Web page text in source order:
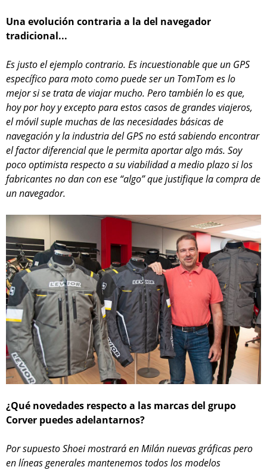
Una evolución contraria a la del navegador
tradicional...
Es justo el ejemplo contrario. Es incuestionable que un GPS
específico para moto como puede ser un TomTom es lo
mejor si se trata de viajar mucho. Pero también lo es que,
hoy por hoy y excepto para estos casos de grandes viajeros,
el móvil suple muchas de las necesidades básicas de
navegación y la industria del GPS no está sabiendo encontrar
el factor diferencial que le permita aportar algo más. Soy
poco optimista respecto a su viabilidad a medio plazo si los
fabricantes no dan con ese “algo” que justifique la compra de
un navegador.
¿Qué novedades respecto a las marcas del grupo
Corver puedes adelantarnos?
Por supuesto Shoei mostrará en Milán nuevas gráficas pero
en líneas generales mantenemos todos los modelos